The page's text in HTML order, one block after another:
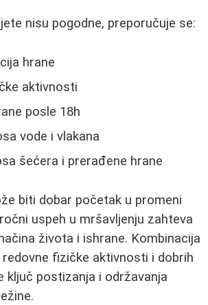
nisu pogodne, preporučuje se:
hrane
aktivnosti
posle 18h
vode i vlakana
šećera i prerađene hrane
biti dobar početak u promeni
uspeh u mršavljenju zahteva
života i ishrane. Kombinacija
redovne fizičke aktivnosti i dobrih
ključ postizanja i održavanja